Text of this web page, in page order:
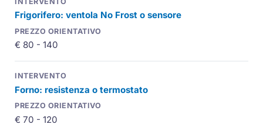
Frigorifero: ventola No Frost o sensore
€ 80 - 140
Forno: resistenza o termostato
€ 70 - 120